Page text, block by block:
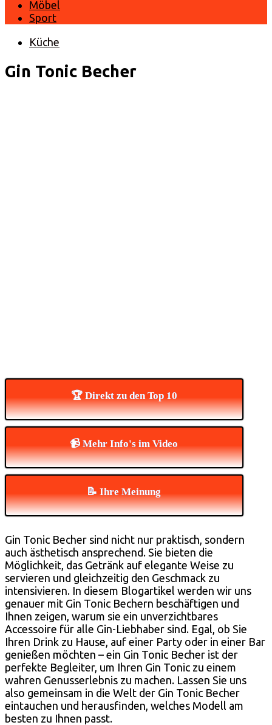
Möbel
Sport
Küche
Gin Tonic Becher
🏆 Direkt zu den Top 10
📹 Mehr Info's im Video
📝 Ihre Meinung
Gin Tonic Becher sind nicht nur praktisch, sondern
auch ästhetisch ansprechend. Sie bieten die
Möglichkeit, das Getränk auf elegante Weise zu
servieren und gleichzeitig den Geschmack zu
intensivieren. In diesem Blogartikel werden wir uns
genauer mit Gin Tonic Bechern beschäftigen und
Ihnen zeigen, warum sie ein unverzichtbares
Accessoire für alle Gin-Liebhaber sind. Egal, ob Sie
Ihren Drink zu Hause, auf einer Party oder in einer Bar
genießen möchten – ein Gin Tonic Becher ist der
perfekte Begleiter, um Ihren Gin Tonic zu einem
wahren Genusserlebnis zu machen. Lassen Sie uns
also gemeinsam in die Welt der Gin Tonic Becher
eintauchen und herausfinden, welches Modell am
besten zu Ihnen passt.